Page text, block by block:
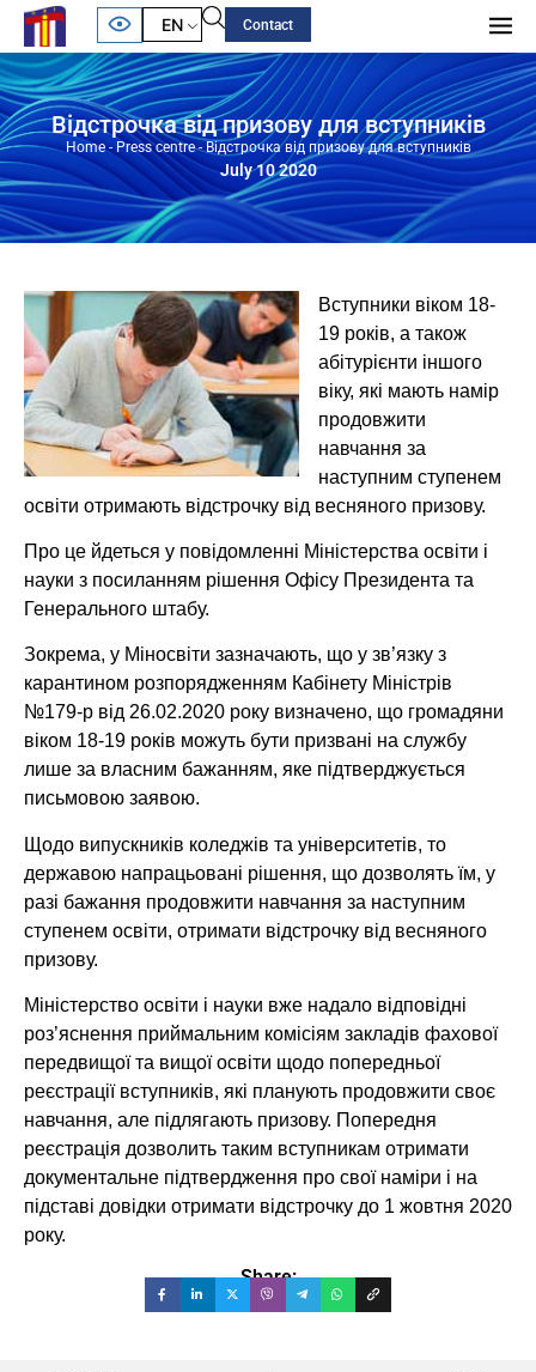
EN Contact
Відстрочка від призову для вступників
Home- Press centre-Відстрочка від призову для вступників
July 10 2020
Вступники віком 18-
19 років, а також
абітурієнти іншого
віку, які мають намір
продовжити
навчання за
наступним ступенем
освіти отримають відстрочку від весняного призову.
Про це йдеться у повідомленні Міністерства освіти і
науки з посиланням рішення Офісу Президента та
Генерального штабу.
Зокрема, у Міносвіти зазначають, що у зв’язку з
карантином розпорядженням Кабінету Міністрів
№179-р від 26.02.2020 року визначено, що громадяни
віком 18-19 років можуть бути призвані на службу
лише за власним бажанням, яке підтверджується
письмовою заявою.
Щодо випускників коледжів та університетів, то
державою напрацьовані рішення, що дозволять їм, у
разі бажання продовжити навчання за наступним
ступенем освіти, отримати відстрочку від весняного
призову.
Міністерство освіти і науки вже надало відповідні
роз’яснення приймальним комісіям закладів фахової
передвищої та вищої освіти щодо попередньої
реєстрації вступників, які планують продовжити своє
навчання, але підлягають призову. Попередня
реєстрація дозволить таким вступникам отримати
документальне підтвердження про свої наміри і на
підставі довідки отримати відстрочку до 1 жовтня 2020
року.
Share: